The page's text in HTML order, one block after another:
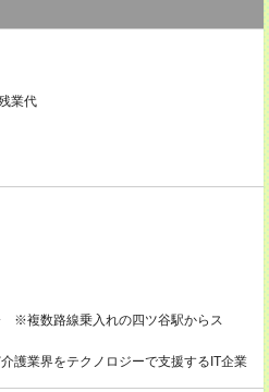
業代
※複数路線乗入れの四ツ谷駅からス
護業界をテクノロジーで支援するIT企業